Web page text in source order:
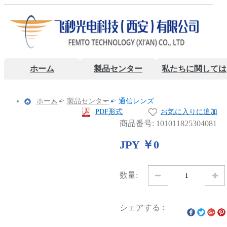
ホーム 製品センター 私たちに関しては
ホーム > 製品センター > 通信レンズ
PDF形式
お気に入りに追加
商品番号: 101011825304081
JPY ￥0
数量:
シェアする :